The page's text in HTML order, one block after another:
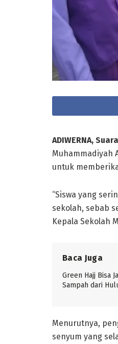
ADIWERNA,
Muhammadiyah
untuk
“Siswa yang
sekolah, sebab
Kepala Sekolah
Baca Juga
Green Hajj Bisa
Sampah dari
Menurutnya,
senyum yang